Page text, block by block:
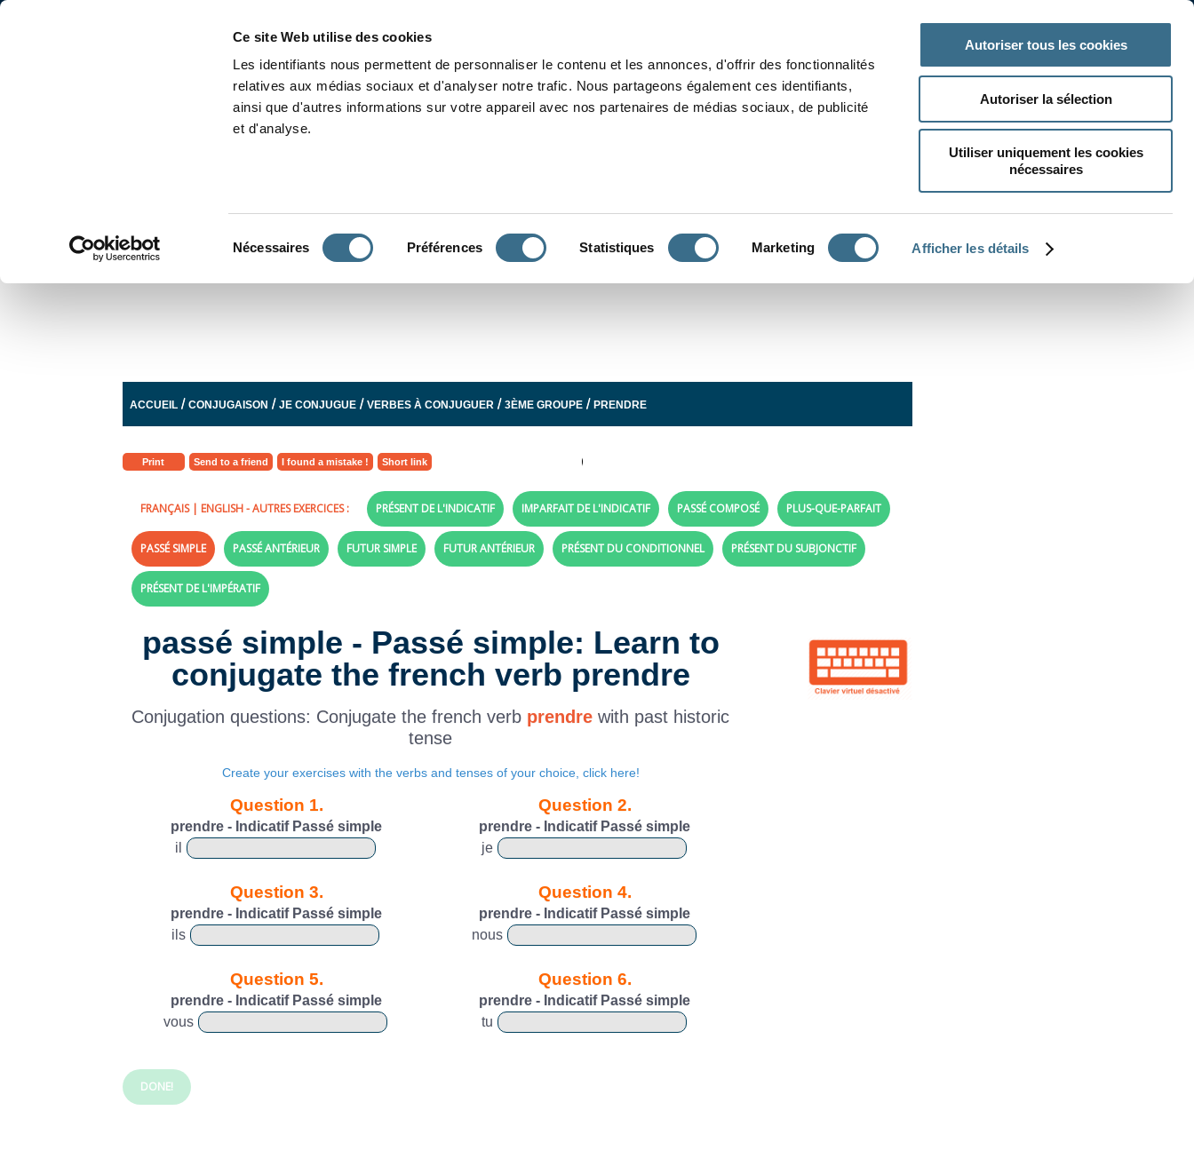
Ce site Web utilise des cookies
Les identifiants nous permettent de personnaliser le contenu et les annonces, d'offrir des fonctionnalités
relatives aux médias sociaux et d'analyser notre trafic. Nous partageons également ces identifiants,
ainsi que d'autres informations sur votre appareil avec nos partenaires de médias sociaux, de publicité
et d'analyse.
Nécessaires Préférences Statistiques Marketing Afficher les détails
Autoriser tous les cookies
Autoriser la sélection
Utiliser uniquement les cookies
nécessaires
ACCUEIL /CONJUGAISON /JE CONJUGUE /VERBES À CONJUGUER /3ÈME GROUPE /PRENDRE
Print Send to a friend I found a mistake ! Short link
FRANÇAIS| ENGLISH- AUTRES EXERCICES : PRÉSENT DE L'INDICATIF IMPARFAIT DE L'INDICATIF PASSÉ COMPOSÉ PLUS-QUE-PARFAIT
PASSÉ SIMPLE PASSÉ ANTÉRIEUR FUTUR SIMPLE FUTUR ANTÉRIEUR PRÉSENT DU CONDITIONNEL PRÉSENT DU SUBJONCTIF
PRÉSENT DE L'IMPÉRATIF
passé simple - Passé simple: Learn to
conjugate the french verb prendre
Conjugation questions: Conjugate the french verb prendrewith past historic
tense
Create your exercises with the verbs and tenses of your choice, click here!
Question 1.
prendre - Indicatif Passé simple
il
Question 2.
prendre - Indicatif Passé simple
je
Question 3.
prendre - Indicatif Passé simple
ils
Question 4.
prendre - Indicatif Passé simple
nous
Question 5.
prendre - Indicatif Passé simple
vous
Question 6.
prendre - Indicatif Passé simple
tu
DONE!